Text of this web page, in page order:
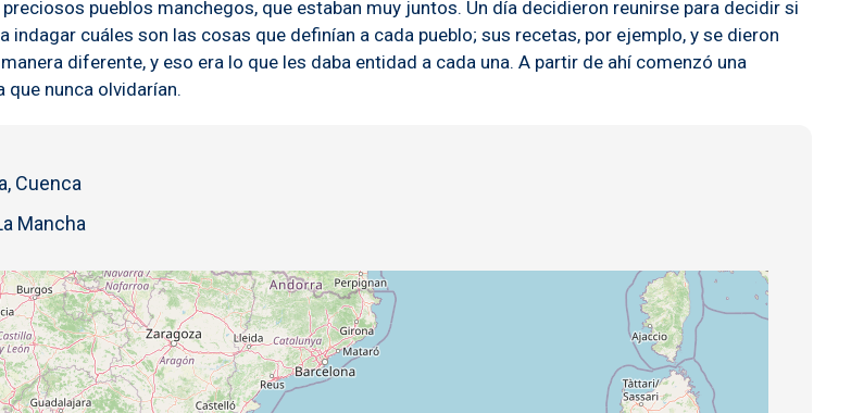
pueblos manchegos, que estaban muy juntos. Un día decidieron reunirse para decidir si
cuáles son las cosas que definían a cada pueblo; sus recetas, por ejemplo, y se dieron
diferente, y eso era lo que les daba entidad a cada una. A partir de ahí comenzó una
nunca olvidarían.
Cuenca
Mancha